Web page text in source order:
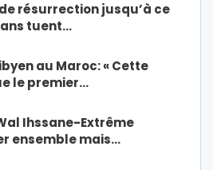
résurrection jusqu’à ce
tuent…
au Maroc: « Cette
le premier…
Ihssane-Extrême
ensemble mais…